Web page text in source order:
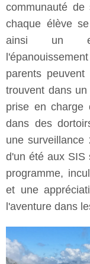
communauté
chaque élève
ainsi un
parents
trouvent dans
prise en charge
dans des
une
d'un été aux SIS
programme,
et une
l'aventure dans